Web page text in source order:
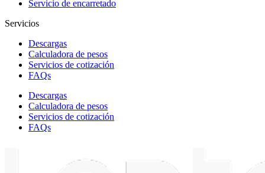
Servicio de encarretado
Servicios
Descargas
Calculadora de pesos
Servicios de cotización
FAQs
Descargas
Calculadora de pesos
Servicios de cotización
FAQs